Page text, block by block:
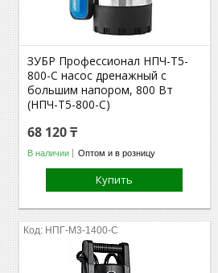
ЗУБР Профессионал НПЧ-Т5-
800-С насос дренажный с
большим напором, 800 Вт
(НПЧ-Т5-800-С)
68 120 ₸
В наличии Оптом и в розницу
Купить
НПГ-М3-1400-С